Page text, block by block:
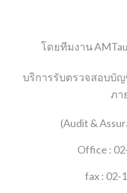
โดยทีมงาน
บริการรับตรวจสอบบั
ภา
(Audit &
Office :
fax : 02-